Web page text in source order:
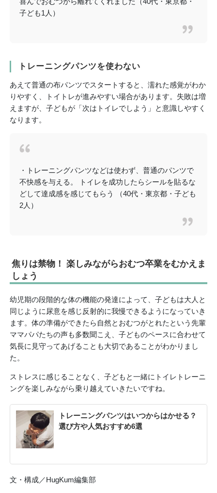
子ども1人）
トレーニングパンツを使わない
あえて普通の布パンツでスタートすると、濡れた感覚がわか
りやすく、トイトレが進みやすい場合があります。失敗は増
えますが、子どもが「次はトイレでしよう」と意識しやすく
なります。
・トレーニングパンツなどは使わず、普通のパンツで
不快感を与える。 トイレを成功したらシールを貼るな
どして達成感を感じてもらう （40代・東京都・子ども
2人）
焦りは禁物！ 楽しみながらおむつ卒業をむかえま
しょう
幼児期の段階的な体の機能の発達によって、子どもは大人と
同じように尿意を感じ反射的に我慢できるようになっていき
ます。体の準備ができたら自然とおむつがとれたという先輩
ママパパたちの声も多数聞こえ、子どものペースに合わせて
気長に見守ってあげることも大切であることがわかりまし
た。
ストレスに感じることなく、子どもと一緒にトイレトレーニ
ングを楽しみながら乗り越えていきたいですね。
トレーニングパンツはいつからはかせる？
選び方や人気おすすめ6選
文・構成／HugKum編集部